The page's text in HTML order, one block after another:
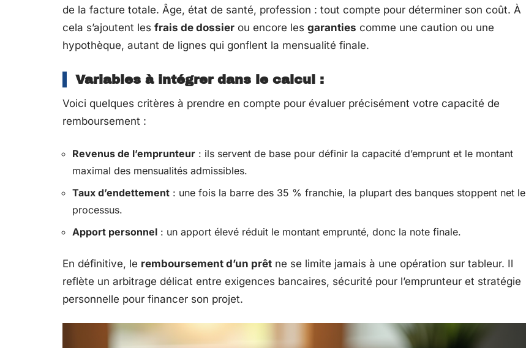
de la facture totale. Âge, état de santé, profession : tout compte pour déterminer son coût. À
cela s’ajoutent les frais de dossier ou encore les garanties comme une caution ou une
hypothèque, autant de lignes qui gonflent la mensualité finale.
Variables à intégrer dans le calcul :
Voici quelques critères à prendre en compte pour évaluer précisément votre capacité de
remboursement :
Revenus de l’emprunteur : ils servent de base pour définir la capacité d’emprunt et le montant
maximal des mensualités admissibles.
Taux d’endettement : une fois la barre des 35 % franchie, la plupart des banques stoppent net le
processus.
Apport personnel : un apport élevé réduit le montant emprunté, donc la note finale.
En définitive, le remboursement d’un prêt ne se limite jamais à une opération sur tableur. Il
reflète un arbitrage délicat entre exigences bancaires, sécurité pour l’emprunteur et stratégie
personnelle pour financer son projet.